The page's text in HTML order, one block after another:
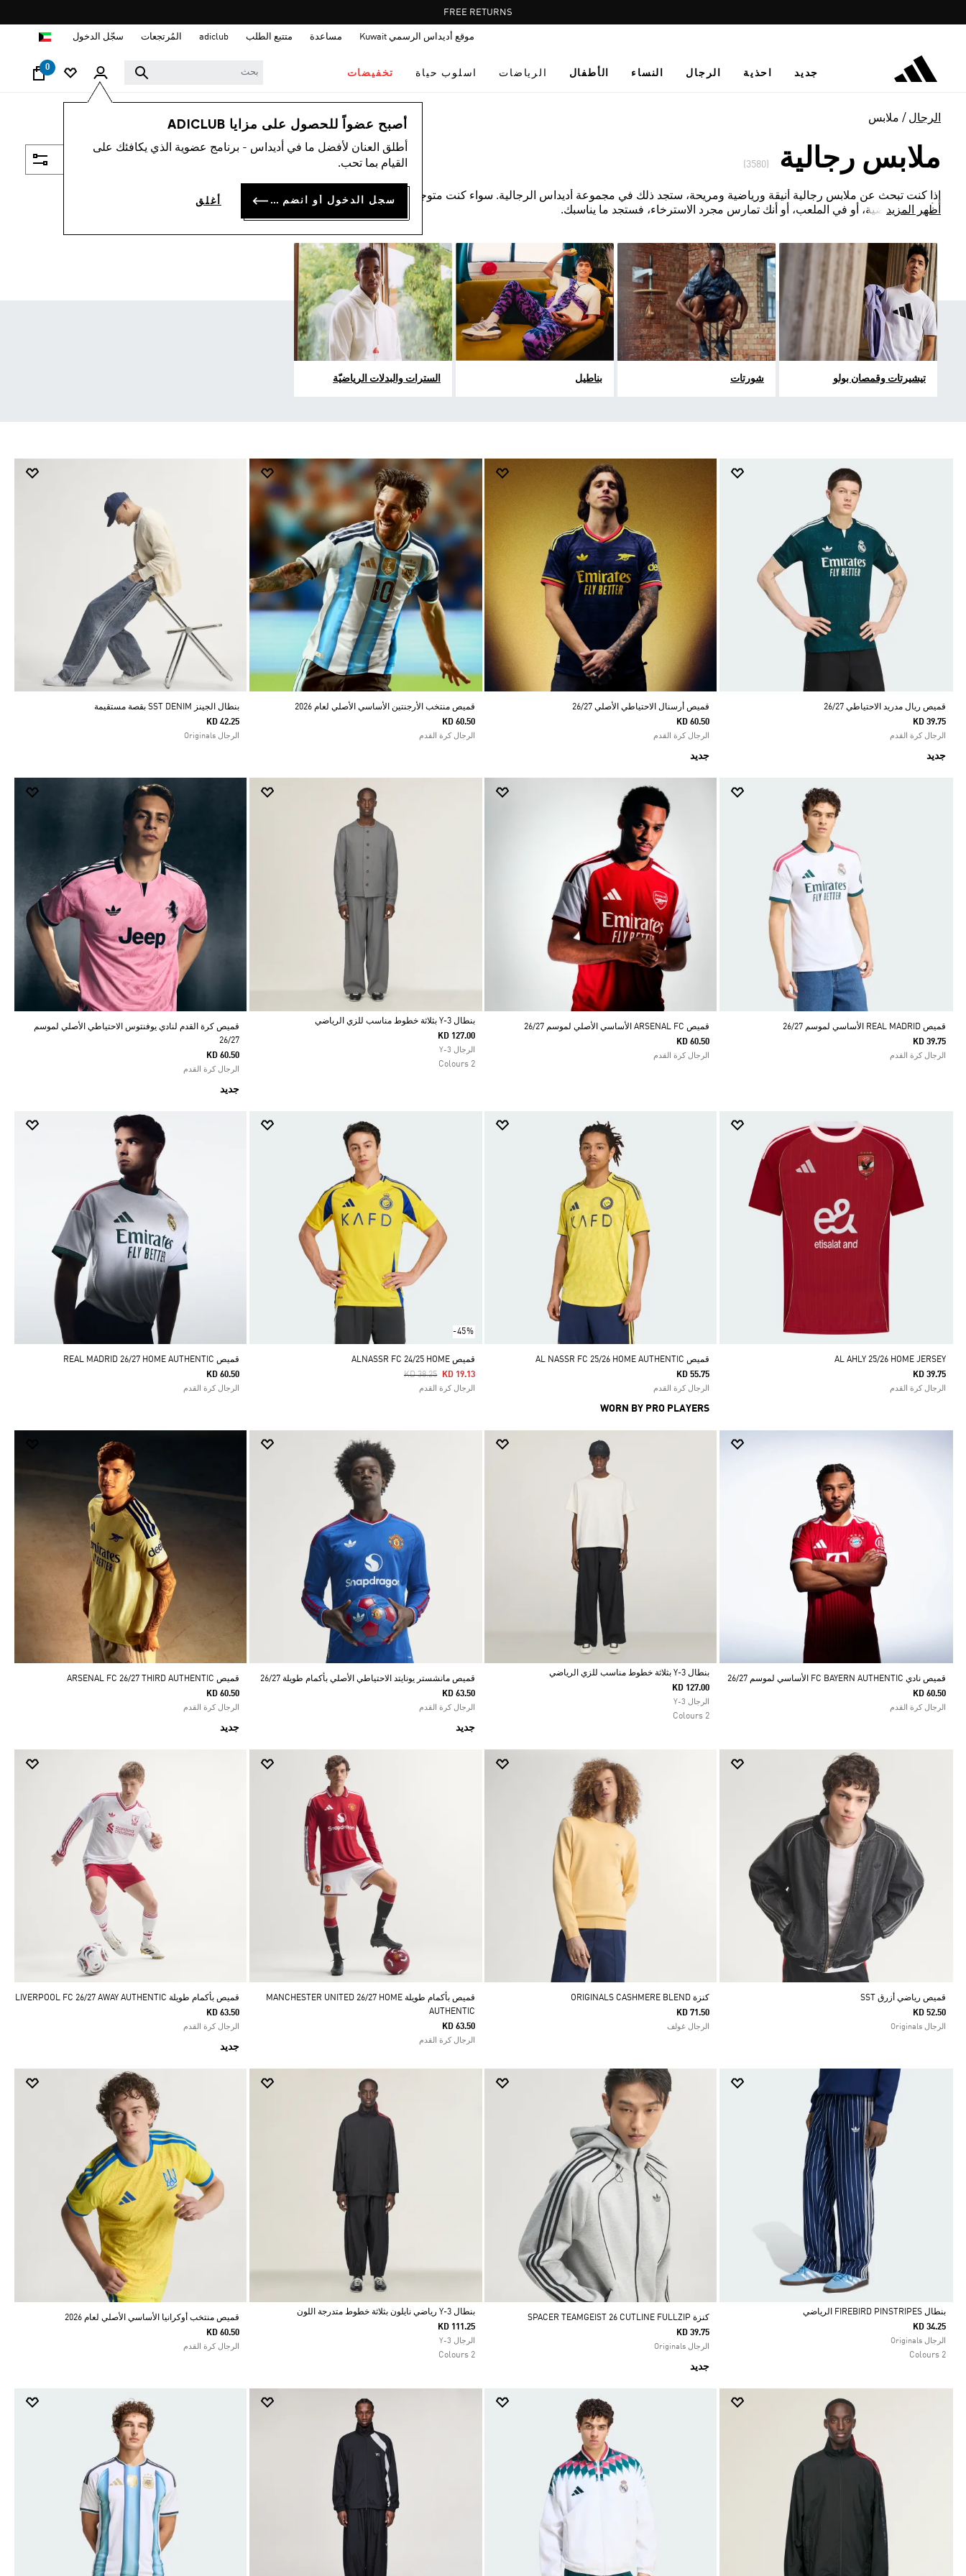
Pause
promotion
FREE DELIVERY OVER 35 KWD
موقع أديداس الرسمي Kuwait مساعدة متتبع الطلب adiclub المُرتجعات سجّل الدخول
جديد احذية الرجال النساء الأطفال الرياضات اسلوب حياة تخفيضات
0
أصبح عضواً للحصول على مزايا ADICLUB
أطلق العنان لأفضل ما في أديداس - برنامج عضوية الذي يكافئك على
القيام بما تحب.
سجل الدخول أو انضم الآن أغلق
الرجال ملابس
ملابس رجالية
إذا كنت تبحث عن ملابس رجالية أنيقة ورياضية ومريحة، ستجد ذلك في مجموعة أديداس الرجالية. سواء كنت متوجهًا إلى صالة
الألعاب الرياضية، أو في الملعب، أو أنك تمارس مجرد الاسترخاء، فستجد ما يناسبك.
أظهر المزيد
تيشيرتات وقمصان بولو شورتات بناطيل السترات والبدلات الرياضيّة
قميص ريال مدريد الاحتياطي 26/27
KD 39.75
الرجال كرة القدم
جديد
قميص أرسنال الاحتياطي الأصلي 26/27
KD 60.50
الرجال كرة القدم
جديد
قميص منتخب الأرجنتين الأساسي الأصلي لعام 2026
KD 60.50
الرجال كرة القدم
بنطال الجينز SST DENIM بقصة مستقيمة
KD 42.25
الرجال Originals
قميص REAL MADRID الأساسي لموسم 26/27
KD 39.75
الرجال كرة القدم
قميص ARSENAL FC الأساسي الأصلي لموسم 26/27
KD 60.50
الرجال كرة القدم
Selected
بنطال Y-3 بثلاثة خطوط مناسب للزي الرياضي
KD 127.00
الرجال Y-3
2 Colours
قميص كرة القدم لنادي يوفنتوس الاحتياطي الأصلي لموسم
26/27
KD 60.50
الرجال كرة القدم
جديد
AL AHLY 25/26 HOME JERSEY
KD 39.75
الرجال كرة القدم
قميص AL NASSR FC 25/26 HOME AUTHENTIC
KD 55.75
الرجال كرة القدم
WORN BY PRO PLAYERS
-45%
قميص ALNASSR FC 24/25 HOME
Price Reduced From
KD 38.25ToKD 19.13
الرجال كرة القدم
قميص REAL MADRID 26/27 HOME AUTHENTIC
KD 60.50
الرجال كرة القدم
قميص نادي FC BAYERN AUTHENTIC الأساسي لموسم 26/27
KD 60.50
الرجال كرة القدم
Selected
بنطال Y-3 بثلاثة خطوط مناسب للزي الرياضي
KD 127.00
الرجال Y-3
2 Colours
قميص مانشستر يونايتد الاحتياطي الأصلي بأكمام طويلة 26/27
KD 63.50
الرجال كرة القدم
جديد
قميص ARSENAL FC 26/27 THIRD AUTHENTIC
KD 60.50
الرجال كرة القدم
جديد
قميص رياضي أزرق SST
KD 52.50
الرجال Originals
كنزة ORIGINALS CASHMERE BLEND
KD 71.50
الرجال غولف
قميص بأكمام طويلة MANCHESTER UNITED 26/27 HOME
AUTHENTIC
KD 63.50
الرجال كرة القدم
قميص بأكمام طويلة LIVERPOOL FC 26/27 AWAY AUTHENTIC
KD 63.50
الرجال كرة القدم
جديد
Selected
بنطال FIREBIRD PINSTRIPES الرياضي
KD 34.25
الرجال Originals
2 Colours
كنزة SPACER TEAMGEIST 26 CUTLINE FULLZIP
KD 39.75
الرجال Originals
جديد
Selected
بنطال Y-3 رياضي نايلون بثلاثة خطوط متدرجة اللون
KD 111.25
الرجال Y-3
2 Colours
قميص منتخب أوكرانيا الأساسي الأصلي لعام 2026
KD 60.50
الرجال كرة القدم